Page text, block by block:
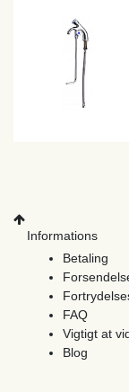
Informations
Betaling
FAQ
Vigtigt at
Blog